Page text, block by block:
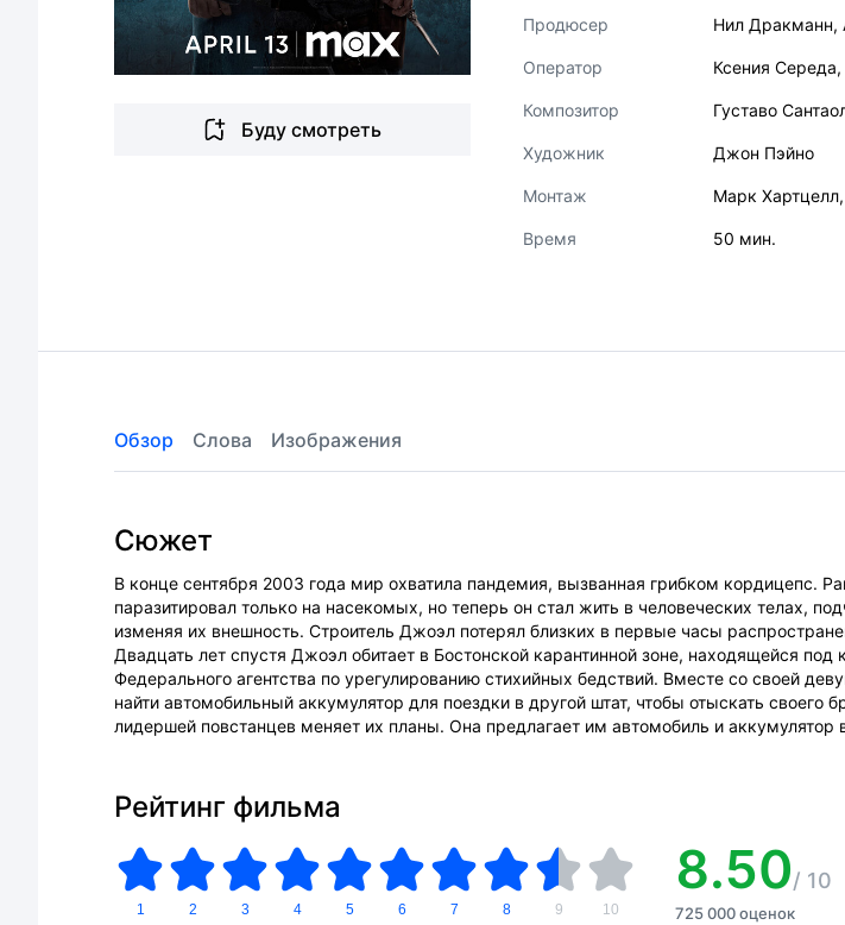
Буду смотреть
Продюсер Нил Дракманн,
Оператор Ксения Середа,
Композитор Густаво
Художник Джон Пэйно
Монтаж Марк Хартцелл,
Время 50 мин.
Обзор Слова Изображения
Сюжет
В конце сентября 2003 года мир охватила пандемия, вызванная грибком кордицепс.
паразитировал только на насекомых, но теперь он стал жить в человеческих телах,
изменяя их внешность. Строитель Джоэл потерял близких в первые часы
Двадцать лет спустя Джоэл обитает в Бостонской карантинной зоне, находящейся под
Федерального агентства по урегулированию стихийных бедствий. Вместе со своей
найти автомобильный аккумулятор для поездки в другой штат, чтобы отыскать своего
лидершей повстанцев меняет их планы. Она предлагает им автомобиль и аккумулятор
Рейтинг фильма
1 2 3 4 5 6 7 8 9 10
8.50/ 10
725 000 оценок